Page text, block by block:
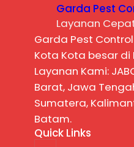
Garda Pest
Layanan
Garda Pest
Kota Kota besar di
Layanan Kami:
Barat, Jawa
Sumatera,
Batam.
Quick Links